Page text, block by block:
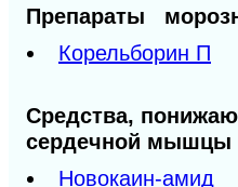
Препараты
Корельборин П
Средства,
сердечной мышцы
Новокаин-амид